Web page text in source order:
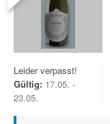
Leider verpasst!
Gültig: 17.05. -
23.05.